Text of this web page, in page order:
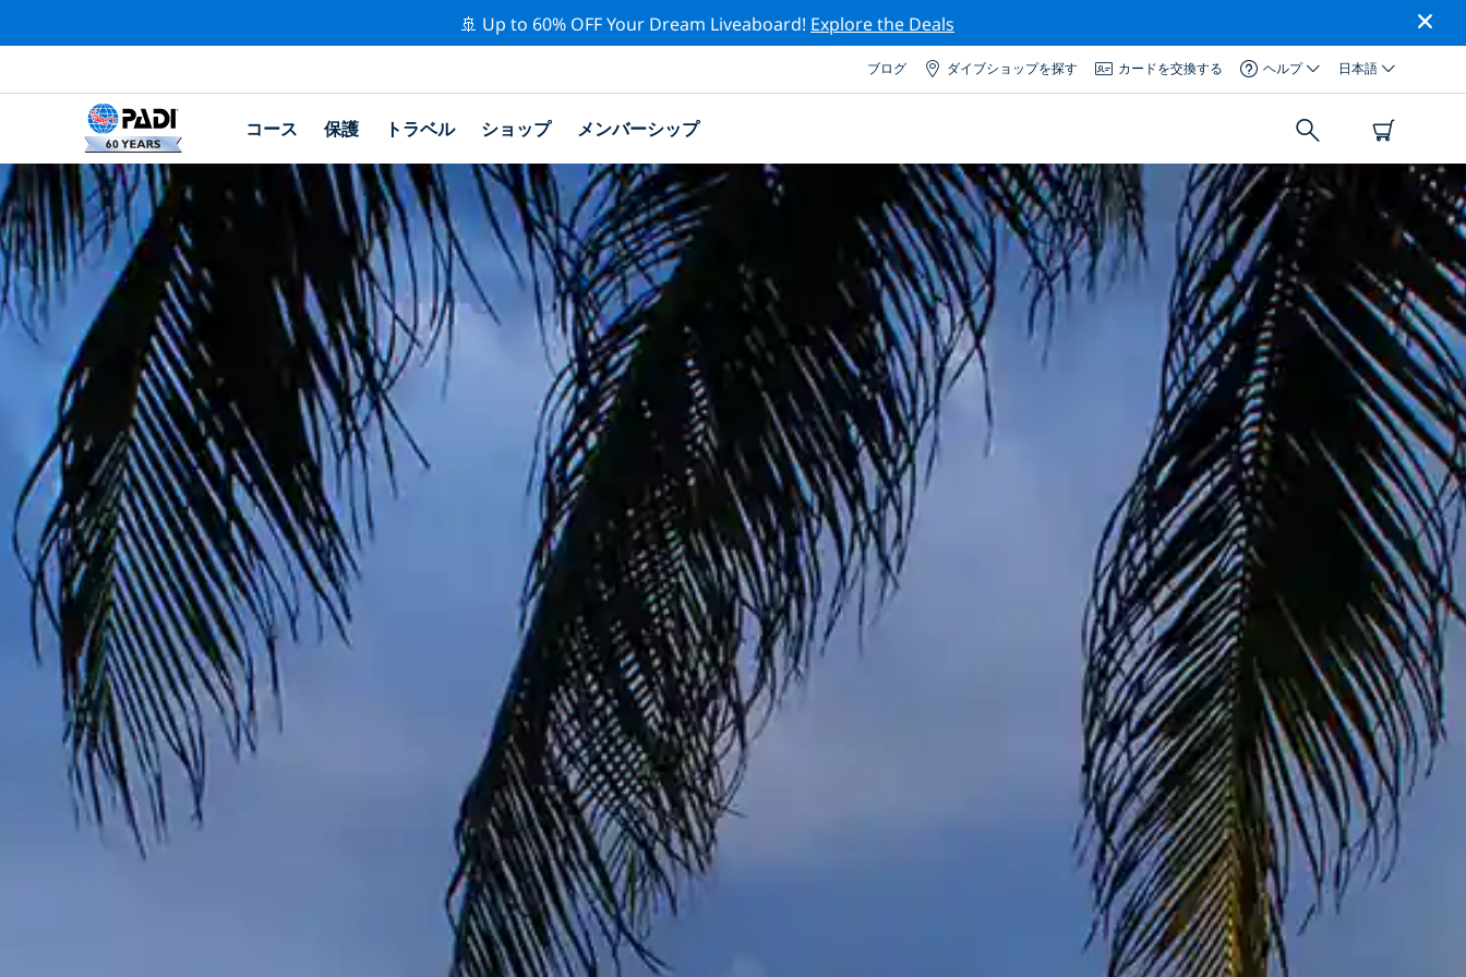
🚢 Up to 60% OFF Your Dream Liveaboard! Explore the Deals
ブログ ダイブショップを探す カードを交換する ヘルプ 日本語
コース 保護 トラベル ショップ メンバーシップ